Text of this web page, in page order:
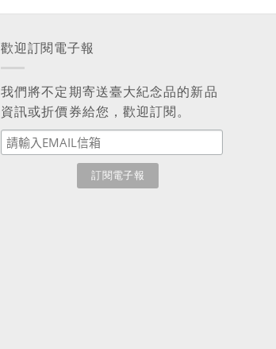
歡迎訂閱電子報
我們將不定期寄送臺大紀念品的新品
資訊或折價券給您，歡迎訂閱。